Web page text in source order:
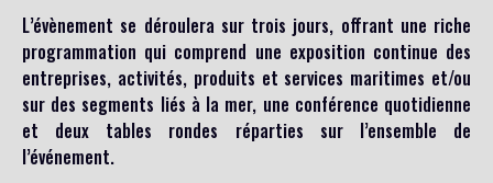
L’évènement se déroulera sur trois jours, offrant une riche
programmation qui comprend une exposition continue des
entreprises, activités, produits et services maritimes et/ou
sur des segments liés à la mer, une conférence quotidienne
et deux tables rondes réparties sur l’ensemble de
l’événement.